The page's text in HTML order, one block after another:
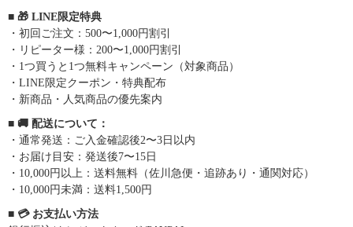
■ 🎁 LINE限定特典
・初回ご注文：500〜1,000円割引
・リピーター様：200〜1,000円割引
・1つ買うと1つ無料キャンペーン（対象商品）
・LINE限定クーポン・特典配布
・新商品・人気商品の優先案内
■ 🚚 配送について：
・通常発送：ご入金確認後2〜3日以内
・お届け目安：発送後7〜15日
・10,000円以上：送料無料（佐川急便・追跡あり・通関対応）
・10,000円未満：送料1,500円
■ 💳 お支払い方法